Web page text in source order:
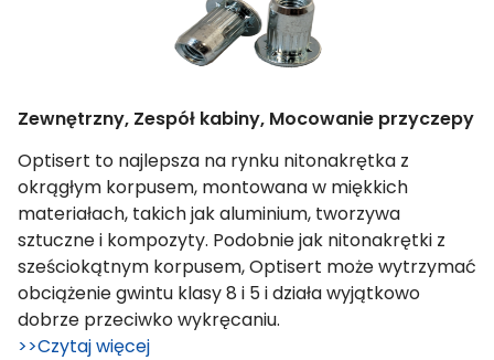
Zewnętrzny, Zespół kabiny, Mocowanie przyczepy
Optisert to najlepsza na rynku nitonakrętka z
okrągłym korpusem, montowana w miękkich
materiałach, takich jak aluminium, tworzywa
sztuczne i kompozyty. Podobnie jak nitonakrętki z
sześciokątnym korpusem, Optisert może wytrzymać
obciążenie gwintu klasy 8 i 5 i działa wyjątkowo
dobrze przeciwko wykręcaniu.
>>Czytaj więcej